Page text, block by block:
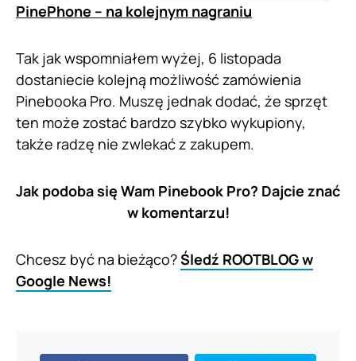
PinePhone – na kolejnym nagraniu
Tak jak wspomniałem wyżej, 6 listopada
dostaniecie kolejną możliwość zamówienia
Pinebooka Pro. Muszę jednak dodać, że sprzęt
ten może zostać bardzo szybko wykupiony,
także radzę nie zwlekać z zakupem.
Jak podoba się Wam Pinebook Pro? Dajcie znać
w komentarzu!
Chcesz być na bieżąco?Śledź ROOTBLOG w
Google News!